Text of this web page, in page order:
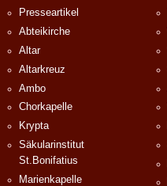
Presseartikel
Abteikirche
Altar
Altarkreuz
Ambo
Chorkapelle
Krypta
Säkularinstitut
St.Bonifatius
Marienkapelle